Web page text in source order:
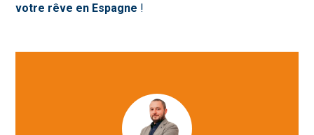
votre rêve en Espagne !